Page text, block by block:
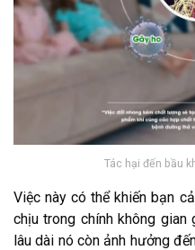
Tác hại đến bầu
Việc này có thể khiến bạn
chịu trong chính không gian
lâu dài nó còn ảnh hưởng